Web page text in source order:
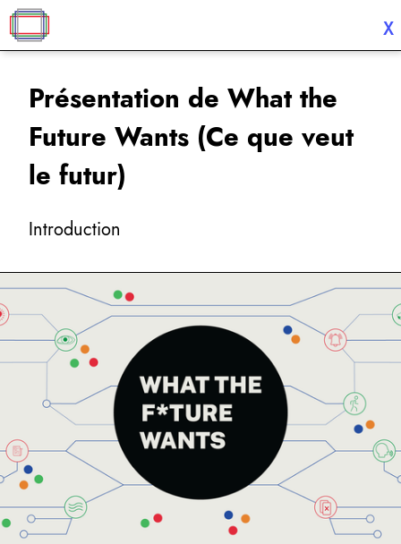
X
Présentation de What the
Future Wants (Ce que veut
le futur)
Introduction